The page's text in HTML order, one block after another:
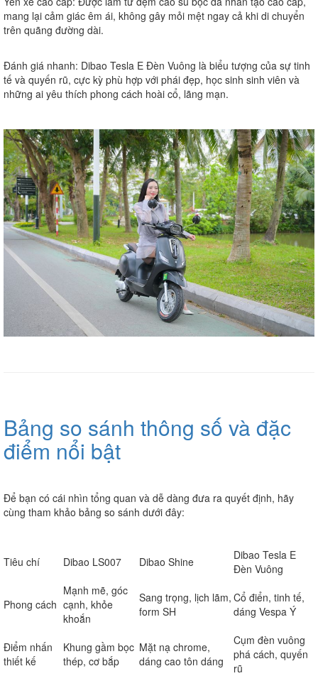
mang lại cảm giác êm ái, không gây mỏi mệt ngay cả khi di chuyển
trên quãng đường dài.
Đánh giá nhanh: Dibao Tesla E Đèn Vuông là biểu tượng của sự tinh
tế và quyến rũ, cực kỳ phù hợp với phái đẹp, học sinh sinh viên và
những ai yêu thích phong cách hoài cổ, lãng mạn.
Bảng so sánh thông số và đặc
điểm nổi bật
Để bạn có cái nhìn tổng quan và dễ dàng đưa ra quyết định, hãy
cùng tham khảo bảng so sánh dưới đây:
Tiêu chí Dibao LS007 Dibao Shine
Dibao Tesla E
Đèn Vuông
Phong cách
Mạnh mẽ, góc
cạnh, khỏe
khoắn
Sang trọng, lịch lãm,
form SH
Cổ điển, tinh tế,
dáng Vespa Ý
Điểm nhấn
thiết kế
Khung gầm bọc
thép, cơ bắp
Mặt nạ chrome,
dáng cao tôn dáng
Cụm đèn vuông
phá cách, quyến
rũ